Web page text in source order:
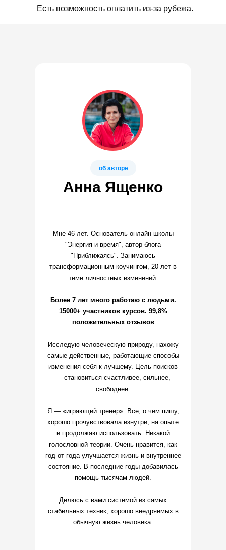
Есть возможность оплатить из-за рубежа.
Анна Ященко
Мне 46 лет. Основатель онлайн-школы
"Энергия и время", автор блога
"Приближаясь". Занимаюсь
трансформационным коучингом, 20 лет в
теме личностных изменений.
Более 7 лет много работаю с людьми.
15000+ участников курсов. 99,8%
положительных отзывов
Исследую человеческую природу, нахожу
самые действенные, работающие способы
изменения себя к лучшему. Цель поисков
— становиться счастливее, сильнее,
свободнее.
Я — «играющий тренер». Все, о чем пишу,
хорошо прочувствовала изнутри, на опыте
и продолжаю использовать. Никакой
голословной теории. Очень нравится, как
год от года улучшается жизнь и внутреннее
состояние. В последние годы добавилась
помощь тысячам людей.
Делюсь с вами системой из самых
стабильных техник, хорошо внедряемых в
обычную жизнь человека.
об авторе